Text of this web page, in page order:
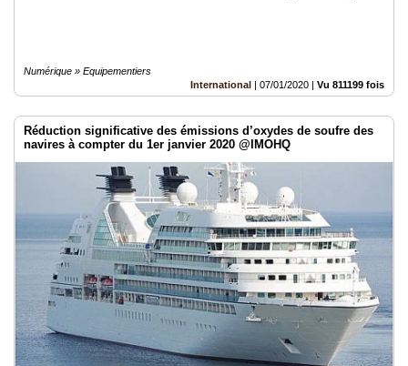
Numérique » Equipementiers
International | 07/01/2020 | Vu 811199 fois
Réduction significative des émissions d’oxydes de soufre des
navires à compter du 1er janvier 2020 @IMOHQ